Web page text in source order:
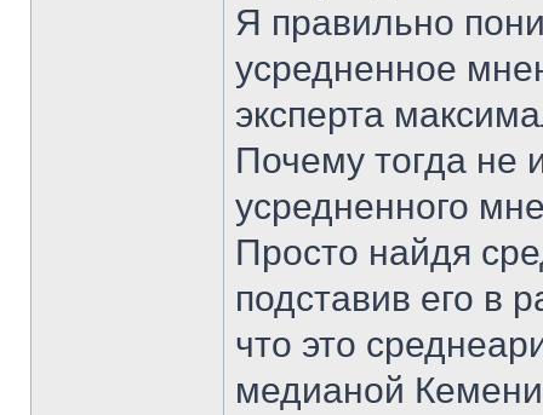
Я правильно
усредненное
эксперта
Почему тогда не
усредненного
Просто найдя
подставив его в
что это
медианой